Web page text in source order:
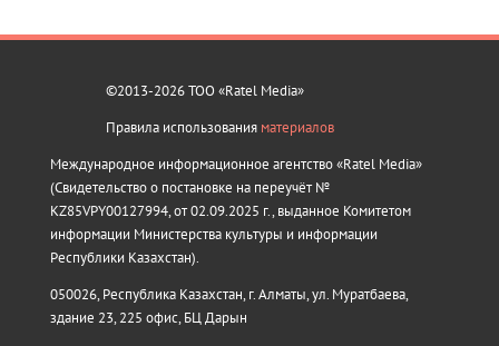
©2013-2026 ТОО «Ratel Media»
Правила использования материалов
Международное информационное агентство «Ratel Media»
(Свидетельство о постановке на переучёт №
KZ85VPY00127994, от 02.09.2025 г., выданное Комитетом
информации Министерства культуры и информации
Республики Казахстан).
050026, Республика Казахстан, г. Алматы, ул. Муратбаева,
здание 23, 225 офис, БЦ Дарын